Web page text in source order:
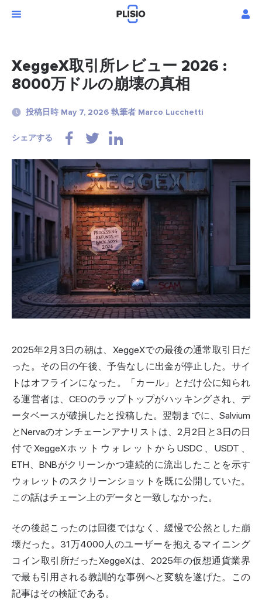
XeggeX取引所レビュー 2026 :
8000万ドルの崩壊の真相
投稿日時 May 7, 2026 執筆者 Marco Lucchetti
シェアする
2025年2月3日の朝は、XeggeXでの最後の通常取引日だ
った。その日の午後、予告なしに出金が停止した。サイ
トはオフラインになった。「カール」とだけ公に知られ
る運営者は、CEOのラップトップがハッキングされ、デ
ータベースが破損したと投稿した。翌朝までに、Salvium
とNervaのオンチェーンアナリストは、2月2日と3日の日
付でXeggeXホットウォレットからUSDC、USDT、
ETH、BNBがクリーンかつ連続的に流出したことを示す
ウォレットのスクリーンショットを既に公開していた。
この話はチェーン上のデータと一致しなかった。
その後起こったのは回復ではなく、緩慢で公然とした崩
壊だった。31万4000人のユーザーを抱えるマイニング
コイン取引所だったXeggeXは、2025年の仮想通貨業界
で最も引用される教訓的な事例へと変貌を遂げた。この
記事はその検証である。